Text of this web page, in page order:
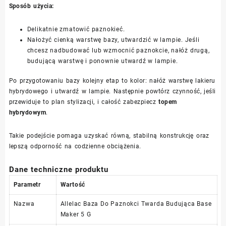
Sposób użycia:
Delikatnie zmatowić paznokieć.
Nałożyć cienką warstwę bazy, utwardzić w lampie. Jeśli
chcesz nadbudować lub wzmocnić paznokcie, nałóż drugą,
budującą warstwę i ponownie utwardź w lampie.
Po przygotowaniu bazy kolejny etap to kolor: nałóż warstwę lakieru
hybrydowego i utwardź w lampie. Następnie powtórz czynność, jeśli
przewiduje to plan stylizacji, i całość zabezpiecztopem
hybrydowym.
Takie podejście pomaga uzyskać równą, stabilną konstrukcję oraz
lepszą odporność na codzienne obciążenia.
Dane techniczne produktu
Parametr Wartość
Nazwa
Allelac Baza Do Paznokci Twarda Budująca Base
Maker 5 G